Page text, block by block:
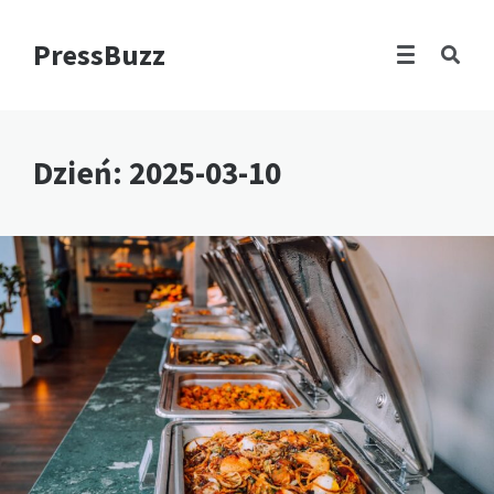
PressBuzz
Dzień: 2025-03-10